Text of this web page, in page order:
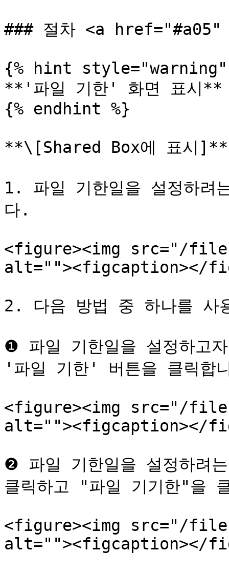
### 절차 <a
{% hint style="warning"
**'파일 기한' 화면 표시**
{% endhint %}
**\[Shared Box에 표시]**
1. 파일 기한일을 설정하려
다.
<figure><img src="/
alt=""><figcaption></
2. 다음 방법 중 하나를 사
❶ 파일 기한일을 설정하고
'파일 기한' 버튼을 클릭합
<figure><img src="/files/
alt=""><figcaption></
❷ 파일 기한일을 설정하려
클릭하고 "파일 기기한"을
<figure><img src="/files/
alt=""><figcaption></